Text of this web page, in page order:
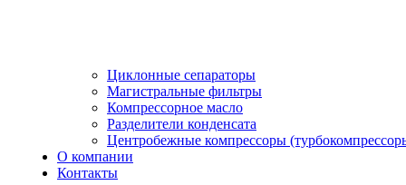
Циклонные сепараторы
Магистральные фильтры
Компрессорное масло
Разделители конденсата
Центробежные компрессоры
О компании
Контакты